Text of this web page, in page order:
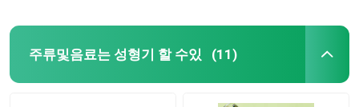
주류및음료는 성형기 할 수있 (11)